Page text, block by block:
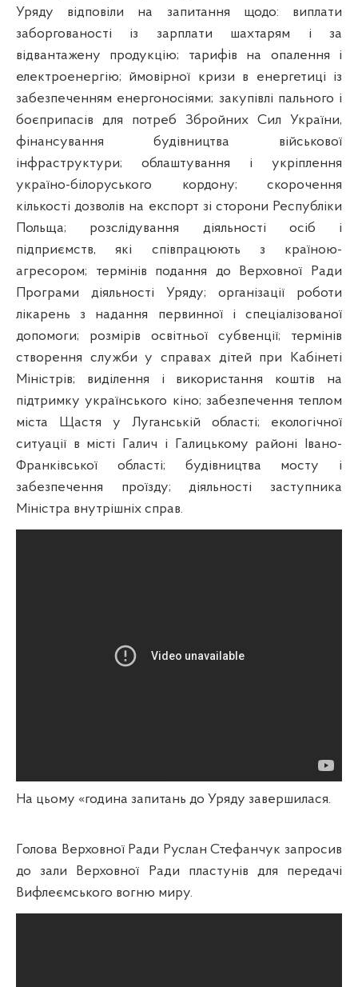
Уряду відповіли на запитання щодо: виплати
заборгованості із зарплати шахтарям і за
відвантажену продукцію; тарифів на опалення і
електроенергію; ймовірної кризи в енергетиці із
забезпеченням енергоносіями; закупівлі пального і
боєприпасів для потреб Збройних Сил України,
фінансування будівництва військової
інфраструктури; облаштування і укріплення
україно-білоруського кордону; скорочення
кількості дозволів на експорт зі сторони Республіки
Польща; розслідування діяльності осіб і
підприємств, які співпрацюють з країною-
агресором; термінів подання до Верховної Ради
Програми діяльності Уряду; організації роботи
лікарень з надання первинної і спеціалізованої
допомоги; розмірів освітньої субвенції; термінів
створення служби у справах дітей при Кабінеті
Міністрів; виділення і використання коштів на
підтримку українського кіно; забезпечення теплом
міста Щастя у Луганській області; екологічної
ситуації в місті Галич і Галицькому районі Івано-
Франківської області; будівництва мосту і
забезпечення проїзду; діяльності заступника
Міністра внутрішніх справ.
На цьому «година запитань до Уряду завершилася.
Голова Верховної Ради Руслан Стефанчук запросив
до зали Верховної Ради пластунів для передачі
Вифлеємського вогню миру.